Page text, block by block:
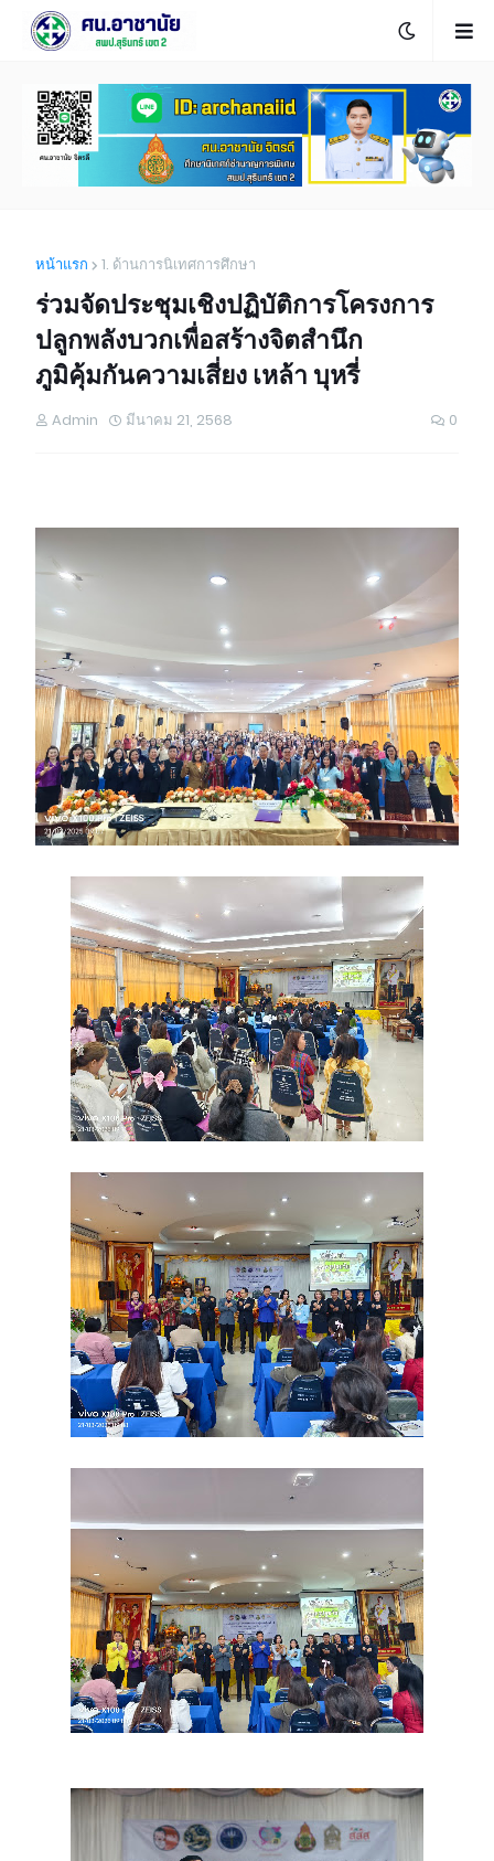
หน้าแรก 1. ด้านการนิเทศการศึกษา
ร่วมจัดประชุมเชิงปฏิบัติการโครงการ
ปลูกพลังบวกเพื่อสร้างจิตสำนึก
ภูมิคุ้มกันความเสี่ยง เหล้า บุหรี่
Admin มีนาคม 21, 2568 0